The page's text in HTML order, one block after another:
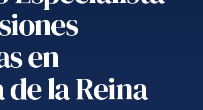
en
la Reina